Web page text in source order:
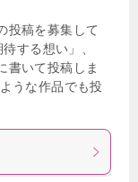
投稿を募集して
する想い」、
書いて投稿しま
うな作品でも投